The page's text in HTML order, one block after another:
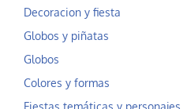
Decoracion y fiesta
Globos y piñatas
Globos
Colores y formas